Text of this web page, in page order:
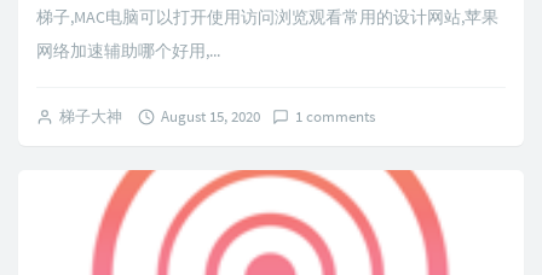
梯子,MAC电脑可以打开使用访问浏览观看常用的设计网站,苹果
网络加速辅助哪个好用,...
梯子大神 August 15, 2020 1 comments